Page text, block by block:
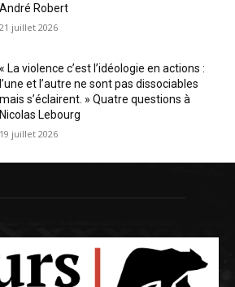
André Robert
21 juillet 2026
« La violence c’est l’idéologie en actions :
l’une et l’autre ne sont pas dissociables
mais s’éclairent. » Quatre questions à
Nicolas Lebourg
19 juillet 2026